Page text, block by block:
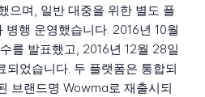
으며, 일반 대중을 위한 별도 플
행 운영했습니다. 2016년 10월
를 발표했고, 2016년 12월 28일
되었습니다. 두 플랫폼은 통합되
브랜드명 Wowma로 재출시되